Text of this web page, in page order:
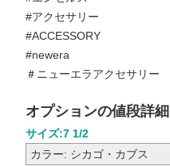
#アクセサリー
#ACCESSORY
#newera
＃ニューエラアクセサリー
オプションの値段詳細
サイズ:7 1/2
カラー: シカゴ・カブス